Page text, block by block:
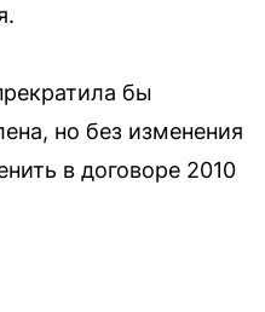
бы
но без изменения
в договоре 2010